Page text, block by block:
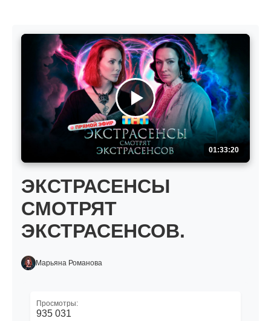
01:33:20
ЭКСТРАСЕНСЫ
СМОТРЯТ
ЭКСТРАСЕНСОВ.
Марьяна Романова
Просмотры:
935 031